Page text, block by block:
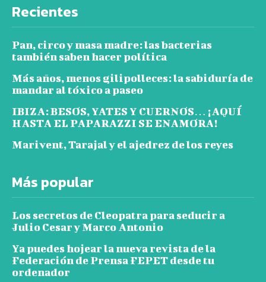
Recientes
Pan, circo y masa madre: las bacterias
también saben hacer política
Más años, menos gilipolleces: la sabiduría de
mandar al tóxico a paseo
IBIZA: BESOS, YATES Y CUERNOS… ¡AQUÍ
HASTA EL PAPARAZZI SE ENAMORA!
Marivent, Tarajal y el ajedrez de los reyes
Más popular
Los secretos de Cleopatra para seducir a
Julio Cesar y Marco Antonio
Ya puedes hojear la nueva revista de la
Federación de Prensa FEPET desde tu
ordenador